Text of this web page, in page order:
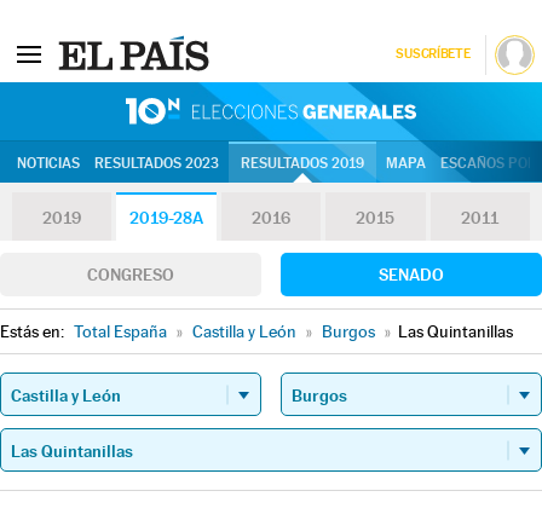
SUSCRÍBETE
NOTICIAS RESULTADOS 2023 RESULTADOS 2019 MAPA ESCAÑOS
2019 2019-28A 2016 2015 2011
CONGRESO SENADO
Estás en: Total España » Castilla y León » Burgos » Las Quintanillas